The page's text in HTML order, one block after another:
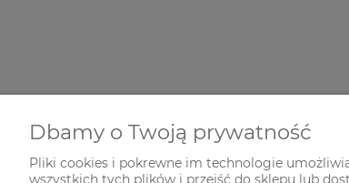
Dbamy o Twoją prywatność
Pliki cookies i pokrewne im technologie
wszystkich tych plików i przejść do sklepu lub